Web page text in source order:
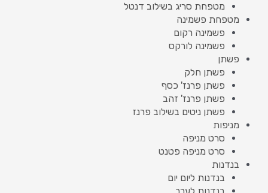
מטפחת סריג בשילוב דנטל
מטפחת פשמינה
פשמינה רקום
פשמינה לורקס
פשתן
פשתן חלק
פשתן פרנז' כסף
פשתן פרנז' זהב
פשתן ניטים בשילוב פרנז
מניפות
סרט מניפה
סרט מניפה פטנט
בנדנות
בנדנות ליום יום